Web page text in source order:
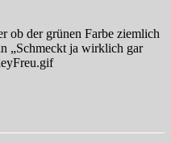
ob der grünen Farbe ziemlich
„Schmeckt ja wirklich gar